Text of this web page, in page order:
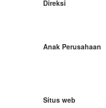
Direksi
Anak Perusahaan
Situs web